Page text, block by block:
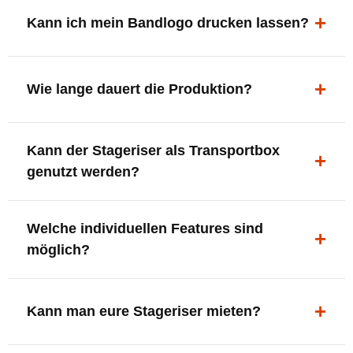
ergonomisch, sicher und gut sichtbar.
Kann ich mein Bandlogo drucken lassen?
deine Bühne, deine Marke.
Wie lange dauert die Produktion?
innerhalb Deutschlands kostenfrei.
Kann der Stageriser als Transportbox
genutzt werden?
oder Zubehör nutzen.
Welche individuellen Features sind
möglich?
XLR-Brücke / Schnittstelle
Setlist-Clip
Kann man eure Stageriser mieten?